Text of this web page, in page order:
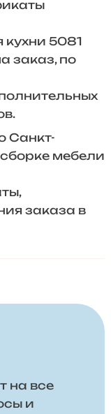
5081
заказ, по
Санкт-
сборке мебели
заказа в
на все
и